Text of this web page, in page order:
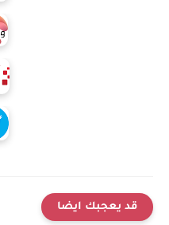
قد يعجبك ايضا